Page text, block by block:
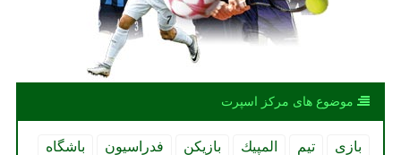
موضوع های مركز اسپرت
بازی تیم المپیك بازیكن فدراسیون
باشگاه